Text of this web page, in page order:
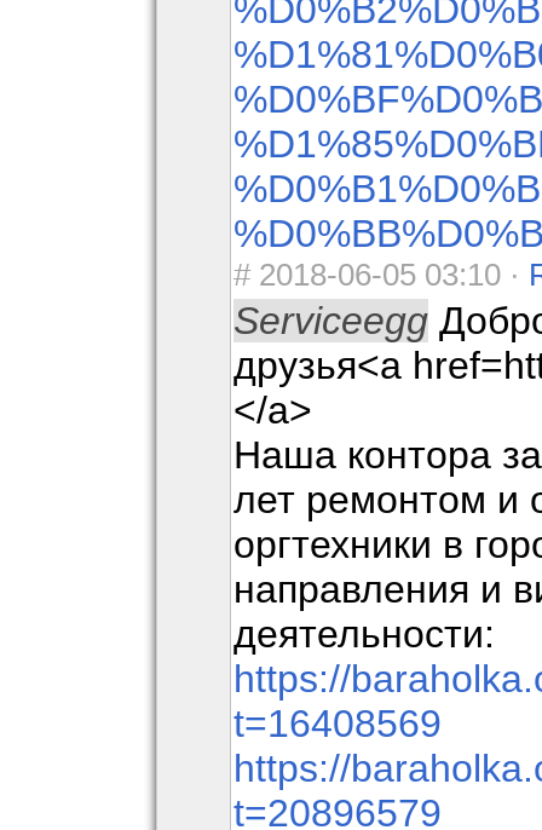
#2018-06-05 03:10 ·
Serviceegg
друзья<a
</a>
Наша контора
лет ремонтом и
оргтехники в
направления и
деятельности:
https://
t=16408569
https://
t=20896579